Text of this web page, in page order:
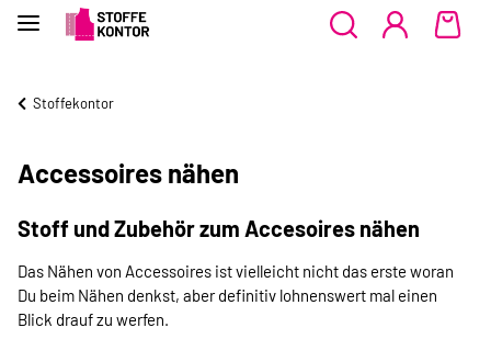
Stoffekontor
Accessoires nähen
Stoff und Zubehör zum Accesoires nähen
Das Nähen von Accessoires ist vielleicht nicht das erste woran
Du beim Nähen denkst, aber definitiv lohnenswert mal einen
Blick drauf zu werfen.